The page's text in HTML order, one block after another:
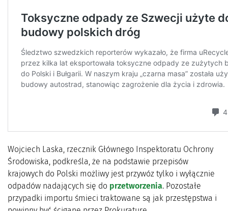
Wojciech Laska, rzecznik Głównego Inspektoratu Ochrony
Środowiska, podkreśla, że na podstawie przepisów
krajowych do Polski możliwy jest przywóz tylko i wyłącznie
odpadów nadających się do przetworzenia. Pozostałe
przypadki importu śmieci traktowane są jak przestępstwa i